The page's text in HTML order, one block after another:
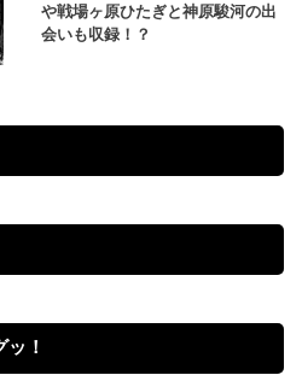
や戦場ヶ原ひたぎと神原駿河の出
会いも収録！？
！